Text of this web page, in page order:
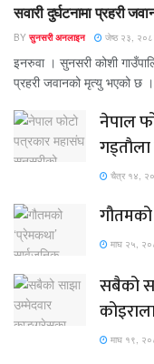
सवारी दुर्घटनामा प्रहरी
BY सुनसरी अनलाइन जेष्ठ २३,
इनरुवा । सुनसरी कोशी
प्रहरी जवानको मृत्यु भएको छ
नेपाल
चैत्र १४,
गौतमको
माघ २५,
सबैको
माघ १९,